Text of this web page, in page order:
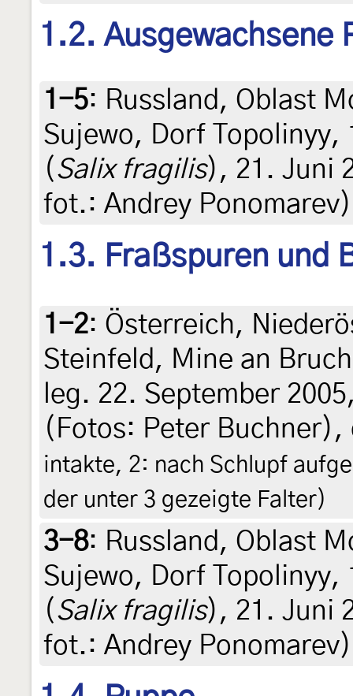
1.2. Ausgewachsene
1-5: Russland, Oblast
Sujewo, Dorf Topolinyy,
( Salix fragilis), 21. Juni
fot.: Andrey Ponomarev)
1.3. Fraßspuren und
1-2: Österreich,
Steinfeld, Mine an
leg. 22. September
(Fotos: Peter
intakte, 2: nach Schlupf
der unter 3 gezeigte Falter)
3-8: Russland, Oblast
Sujewo, Dorf Topolinyy,
( Salix fragilis), 21. Juni
fot.: Andrey Ponomarev)